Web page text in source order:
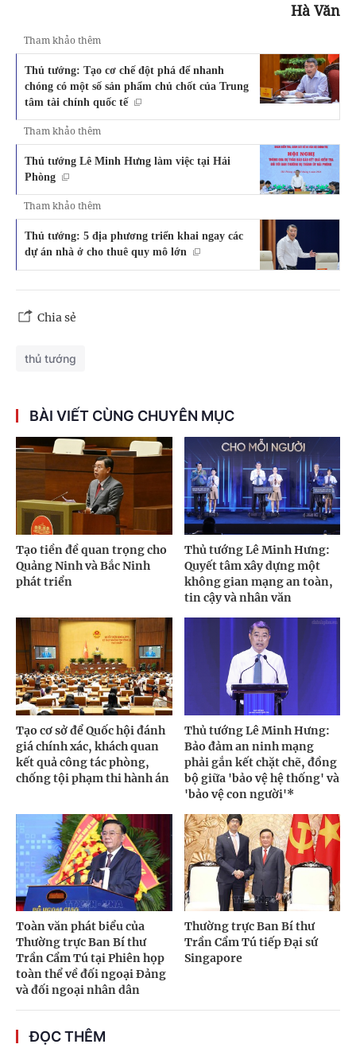
Hà Văn
Tham khảo thêm
Thủ tướng: Tạo cơ chế đột phá để nhanh
chóng có một số sản phẩm chủ chốt của Trung
tâm tài chính quốc tế
Tham khảo thêm
Thủ tướng Lê Minh Hưng làm việc tại Hải
Phòng
Tham khảo thêm
Thủ tướng: 5 địa phương triển khai ngay các
dự án nhà ở cho thuê quy mô lớn
Chia sẻ
thủ tướng
BÀI VIẾT CÙNG CHUYÊN MỤC
Tạo tiền đề quan trọng cho
Quảng Ninh và Bắc Ninh
phát triển
Thủ tướng Lê Minh Hưng:
Quyết tâm xây dựng một
không gian mạng an toàn,
tin cậy và nhân văn
Tạo cơ sở để Quốc hội đánh
giá chính xác, khách quan
kết quả công tác phòng,
chống tội phạm thi hành án
Thủ tướng Lê Minh Hưng:
Bảo đảm an ninh mạng
phải gắn kết chặt chẽ, đồng
bộ giữa 'bảo vệ hệ thống' và
'bảo vệ con người'*
Toàn văn phát biểu của
Thường trực Ban Bí thư
Trần Cẩm Tú tại Phiên họp
toàn thể về đối ngoại Đảng
và đối ngoại nhân dân
Thường trực Ban Bí thư
Trần Cẩm Tú tiếp Đại sứ
Singapore
ĐỌC THÊM